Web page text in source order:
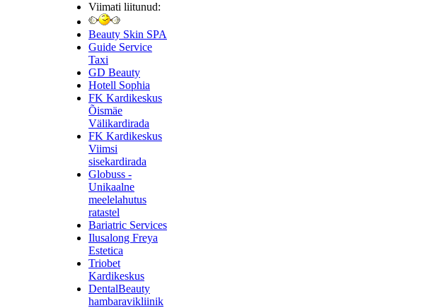
Viimati liitunud:
Beauty Skin SPA
Guide Service
Taxi
GD Beauty
Hotell Sophia
FK Kardikeskus
Õismäe
Välikardirada
FK Kardikeskus
Viimsi
sisekardirada
Globuss -
Unikaalne
meelelahutus
ratastel
Bariatric Services
Ilusalong Freya
Estetica
Triobet
Kardikeskus
DentalBeauty
hambaravikliinik